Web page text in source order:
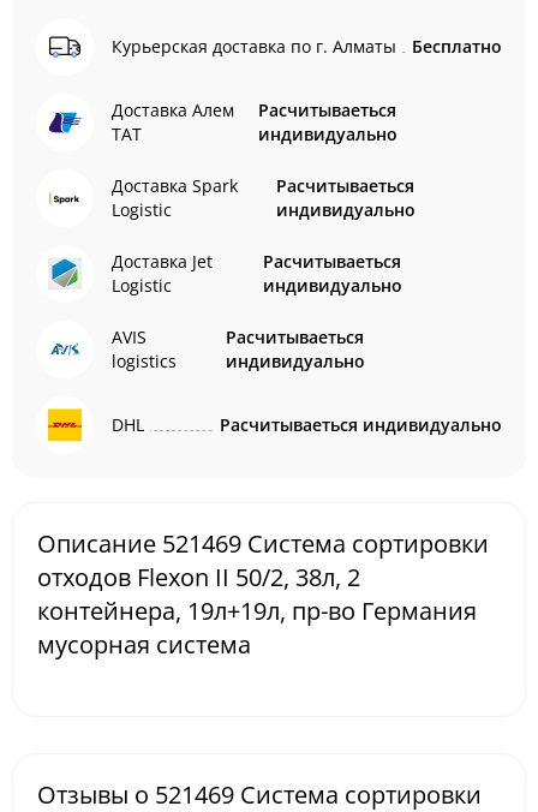
Курьерская доставка по г. Алматы Бесплатно
Доставка Алем
ТАТ
Расчитываеться
индивидуально
Доставка Spark
Logistic
Расчитываеться
индивидуально
Доставка Jet
Logistic
Расчитываеться
индивидуально
AVIS
logistics
Расчитываеться
индивидуально
DHL Расчитываеться индивидуально
Описание 521469 Система сортировки
отходов Flexon II 50/2, 38л, 2
контейнера, 19л+19л, пр-во Германия
мусорная система
Отзывы о 521469 Система сортировки